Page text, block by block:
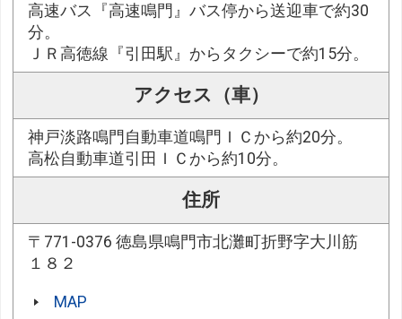
高速バス『高速鳴門』バス停から送迎車で約30
分。
ＪＲ高徳線『引田駅』からタクシーで約15分。
アクセス（車）
神戸淡路鳴門自動車道鳴門ＩＣから約20分。
高松自動車道引田ＩＣから約10分。
住所
〒771-0376 徳島県鳴門市北灘町折野字大川筋
１８２
MAP